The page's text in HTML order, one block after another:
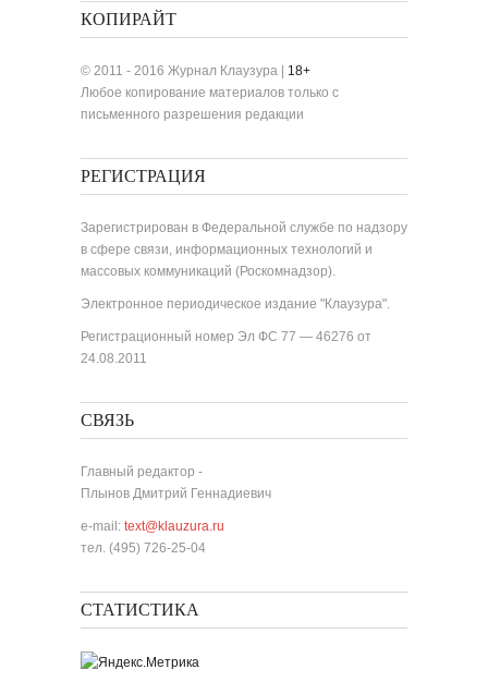
КОПИРАЙТ
© 2011 - 2016 Журнал Клаузура | 18+
Любое копирование материалов только с
письменного разрешения редакции
РЕГИСТРАЦИЯ
Зарегистрирован в Федеральной службе по надзору
в сфере связи, информационных технологий и
массовых коммуникаций (Роскомнадзор).
Электронное периодическое издание "Клаузура".
Регистрационный номер Эл ФС 77 — 46276 от
24.08.2011
СВЯЗЬ
Главный редактор -
Плынов Дмитрий Геннадиевич
e-mail: text@klauzura.ru
тел. (495) 726-25-04
СТАТИСТИКА